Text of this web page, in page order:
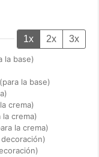
1x 2x 3x
la base)
la base)
crema)
crema)
la crema)